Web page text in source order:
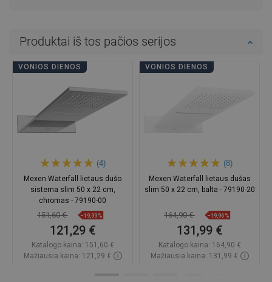
Produktai iš tos pačios serijos
VONIOS DIENOS
(4)
Mexen Waterfall lietaus dušo
sistema slim 50 x 22 cm,
chromas - 79190-00
151,60 € −19,99%
121,29 €
Katalogo kaina: 151,60 €
Mažiausia kaina: 121,29 €
VONIOS DIENOS
(8)
Mexen Waterfall lietaus dušas
slim 50 x 22 cm, balta - 79190-20
164,90 € −19,96%
131,99 €
Katalogo kaina: 164,90 €
Mažiausia kaina: 131,99 €